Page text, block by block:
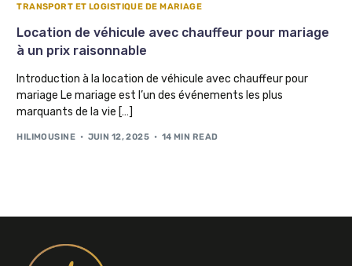
TRANSPORT ET LOGISTIQUE DE MARIAGE
Location de véhicule avec chauffeur pour mariage
à un prix raisonnable
Introduction à la location de véhicule avec chauffeur pour
mariage Le mariage est l’un des événements les plus
marquants de la vie […]
HILIMOUSINE JUIN 12, 2025 14 MIN READ